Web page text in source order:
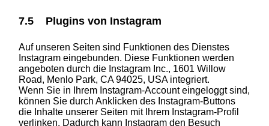
7.5 Plugins von Instagram
Auf unseren Seiten sind Funktionen des Dienstes
Instagram eingebunden. Diese Funktionen werden
angeboten durch die Instagram Inc., 1601 Willow
Road, Menlo Park, CA 94025, USA integriert.
Wenn Sie in Ihrem Instagram-Account eingeloggt sind,
können Sie durch Anklicken des Instagram-Buttons
die Inhalte unserer Seiten mit Ihrem Instagram-Profil
verlinken. Dadurch kann Instagram den Besuch